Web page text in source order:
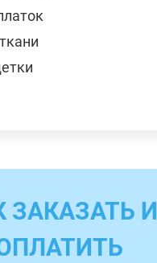
ЗАКАЗАТЬ И